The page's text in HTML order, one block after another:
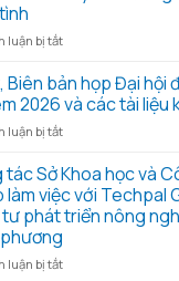
luận bị tắtở
Group
đồng
hành
cùng
dịch
Mùa
hè
xanh
–
Biên bản họp Đại hội
2026 và các tài liệu
luận bị tắtở
quyết,
bản
họp
hội
Sở Khoa học và
việc với Techpal
phát triển nông
luận bị tắtở